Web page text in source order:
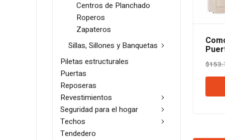
Centros de Planchado
Roperos
Zapateros
Sillas, Sillones y Banquetas
Piletas estructurales
Puertas
Reposeras
Revestimientos
Seguridad para el hogar
Techos
Tendedero
$